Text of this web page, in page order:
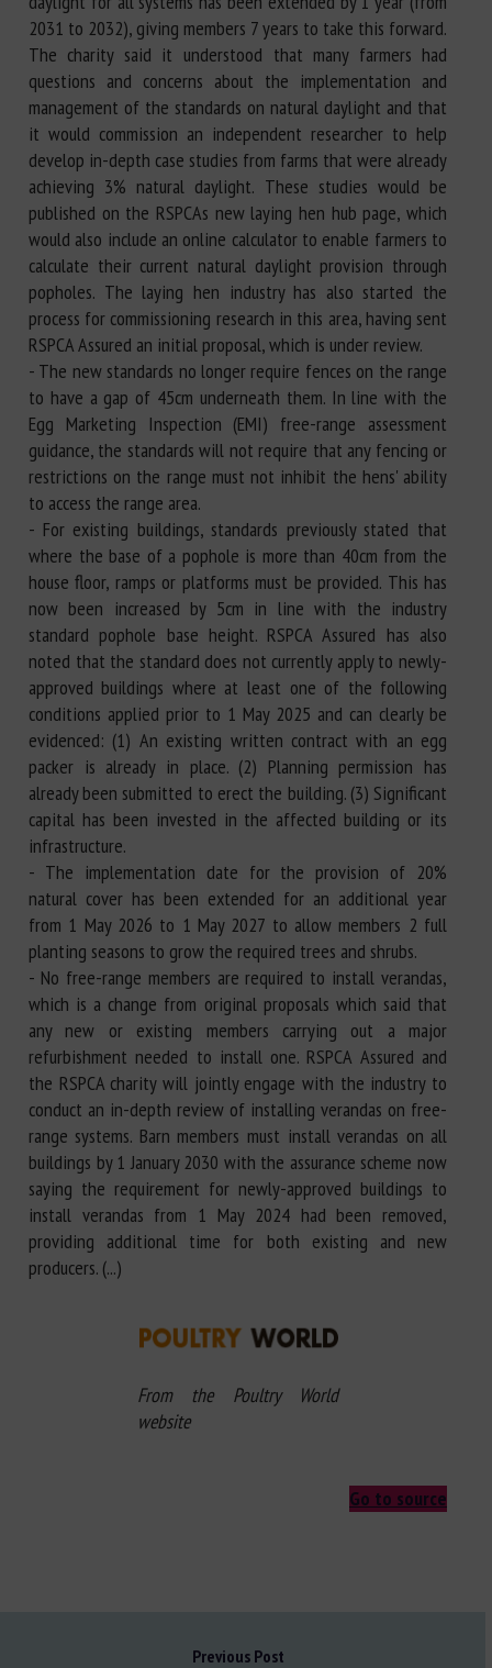
2031 to 2032), giving members 7 years to take this forward.
The charity said it understood that many farmers had
questions and concerns about the implementation and
management of the standards on natural daylight and that
it would commission an independent researcher to help
develop in-depth case studies from farms that were already
achieving 3% natural daylight. These studies would be
published on the RSPCAs new laying hen hub page, which
would also include an online calculator to enable farmers to
calculate their current natural daylight provision through
popholes. The laying hen industry has also started the
process for commissioning research in this area, having sent
RSPCA Assured an initial proposal, which is under review.
- The new standards no longer require fences on the range
to have a gap of 45cm underneath them. In line with the
Egg Marketing Inspection (EMI) free-range assessment
guidance, the standards will not require that any fencing or
restrictions on the range must not inhibit the hens' ability
to access the range area.
- For existing buildings, standards previously stated that
where the base of a pophole is more than 40cm from the
house floor, ramps or platforms must be provided. This has
now been increased by 5cm in line with the industry
standard pophole base height. RSPCA Assured has also
noted that the standard does not currently apply to newly-
approved buildings where at least one of the following
conditions applied prior to 1 May 2025 and can clearly be
evidenced: (1) An existing written contract with an egg
packer is already in place. (2) Planning permission has
already been submitted to erect the building. (3) Significant
capital has been invested in the affected building or its
infrastructure.
- The implementation date for the provision of 20%
natural cover has been extended for an additional year
from 1 May 2026 to 1 May 2027 to allow members 2 full
planting seasons to grow the required trees and shrubs.
- No free-range members are required to install verandas,
which is a change from original proposals which said that
any new or existing members carrying out a major
refurbishment needed to install one. RSPCA Assured and
the RSPCA charity will jointly engage with the industry to
conduct an in-depth review of installing verandas on free-
range systems. Barn members must install verandas on all
buildings by 1 January 2030 with the assurance scheme now
saying the requirement for newly-approved buildings to
install verandas from 1 May 2024 had been removed,
providing additional time for both existing and new
producers. (...)
From the Poultry World
website
Go to source
Previous Post